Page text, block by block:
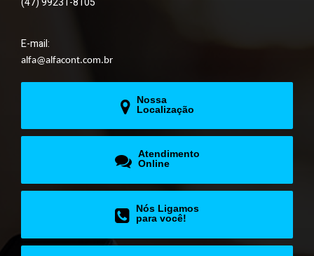
E-mail:
alfa@alfacont.com.br
Nossa
Localização
Atendimento
Online
Nós Ligamos
para você!